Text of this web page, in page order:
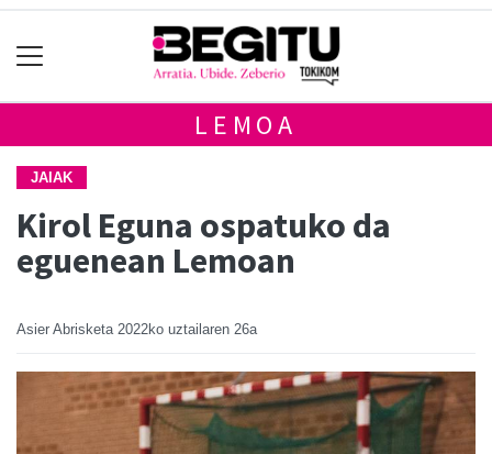
LEMOA
JAIAK
Kirol Eguna ospatuko da
eguenean Lemoan
Asier Abrisketa 2022ko uztailaren 26a